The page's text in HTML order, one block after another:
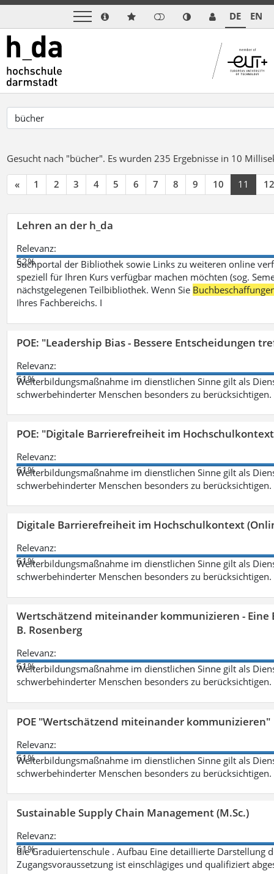
DE EN
Gesucht nach "bücher". Es wurden 235 Ergebnisse in 10
« 1 2 3 4 5 6 7 8 9 10 11 12
Lehren an der h_da
Relevanz:
62%
Suchportal der Bibliothek sowie Links zu weiteren online
speziell für Ihren Kurs verfügbar machen möchten (sog.
nächstgelegenen Teilbibliothek. Wenn Sie
Ihres Fachbereichs. I
POE: "Leadership Bias - Bessere Entscheidungen
Relevanz:
61%
Weiterbildungsmaßnahme im dienstlichen Sinne gilt als
schwerbehinderter Menschen besonders zu berücksichtigen.
POE: "Digitale Barrierefreiheit im
Relevanz:
61%
Weiterbildungsmaßnahme im dienstlichen Sinne gilt als
schwerbehinderter Menschen besonders zu berücksichtigen.
Digitale Barrierefreiheit im Hochschulkontext
Relevanz:
61%
Weiterbildungsmaßnahme im dienstlichen Sinne gilt als
schwerbehinderter Menschen besonders zu berücksichtigen.
Wertschätzend miteinander kommunizieren -
B. Rosenberg
Relevanz:
61%
Weiterbildungsmaßnahme im dienstlichen Sinne gilt als
schwerbehinderter Menschen besonders zu berücksichtigen.
POE "Wertschätzend miteinander kommunizieren"
Relevanz:
61%
Weiterbildungsmaßnahme im dienstlichen Sinne gilt als
schwerbehinderter Menschen besonders zu berücksichtigen.
Sustainable Supply Chain Management (M.Sc.)
Relevanz:
61%
die Graduiertenschule . Aufbau Eine detaillierte Darstellung
Zugangsvoraussetzung ist einschlägiges und qualifiziert